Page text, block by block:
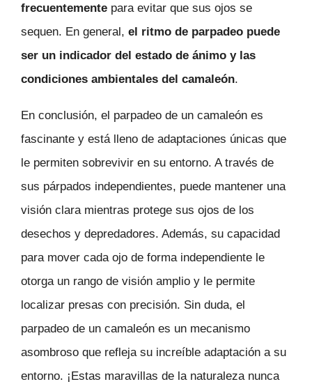
frecuentemente para evitar que sus ojos se
sequen. En general, el ritmo de parpadeo puede
ser un indicador del estado de ánimo y las
condiciones ambientales del camaleón.
En conclusión, el parpadeo de un camaleón es
fascinante y está lleno de adaptaciones únicas que
le permiten sobrevivir en su entorno. A través de
sus párpados independientes, puede mantener una
visión clara mientras protege sus ojos de los
desechos y depredadores. Además, su capacidad
para mover cada ojo de forma independiente le
otorga un rango de visión amplio y le permite
localizar presas con precisión. Sin duda, el
parpadeo de un camaleón es un mecanismo
asombroso que refleja su increíble adaptación a su
entorno. ¡Estas maravillas de la naturaleza nunca